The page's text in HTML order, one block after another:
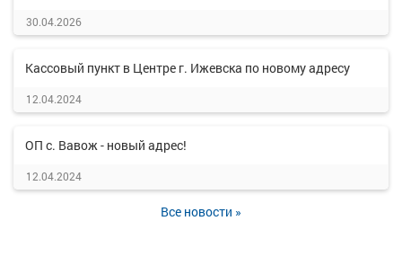
30.04.2026
Кассовый пункт в Центре г. Ижевска по новому адресу
12.04.2024
ОП с. Вавож - новый адрес!
12.04.2024
Все новости »